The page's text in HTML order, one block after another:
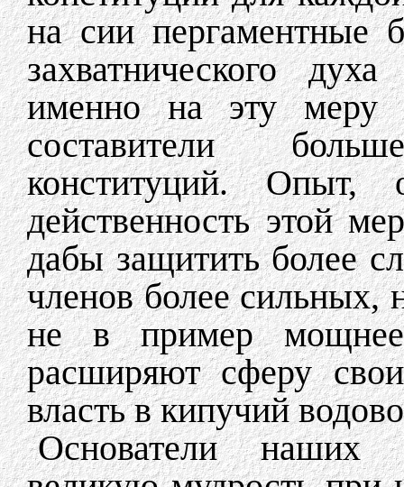
на сии пергаментные
захватнического
именно на эту меру
составители
конституций. Опыт,
действенность этой
дабы защитить более
членов более сильных,
не в пример мощнее.
расширяют сферу
власть в кипучий
Основатели наших